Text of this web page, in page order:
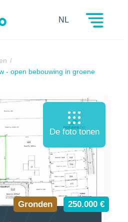
NL
- open bebouwing in groene
Gronden 250.000 €
De foto tonen